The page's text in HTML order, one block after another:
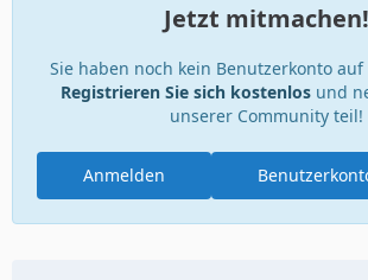
Dank perfekter Verpackung von Falk ist
angekommen.
Jetzt mitmachen!
Sie haben noch kein Benutzerkonto auf
Registrieren Sie sich kostenlosund
unserer Community teil!
Anmelden